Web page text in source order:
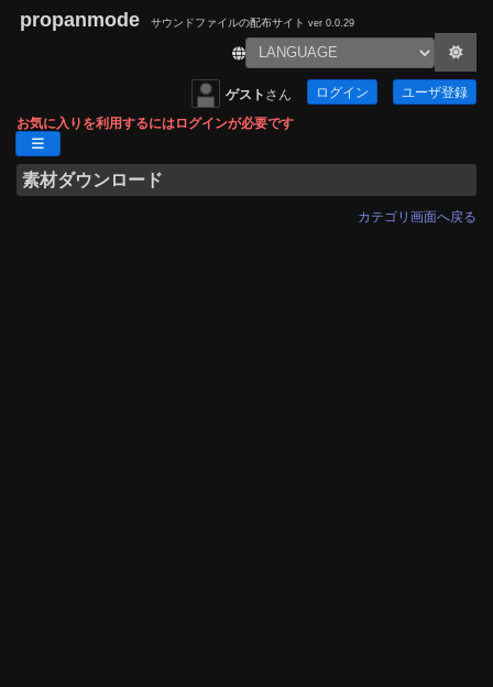
propanmode サウンドファイルの配布サイト ver 0.0.29
ゲスト さん ログイン ユーザ登録
お気に入りを利用するにはログインが必要です
素材ダウンロード
カテゴリ画面へ戻る